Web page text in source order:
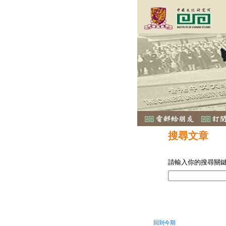
搜尋文章
請輸入你的搜尋關
回到今期